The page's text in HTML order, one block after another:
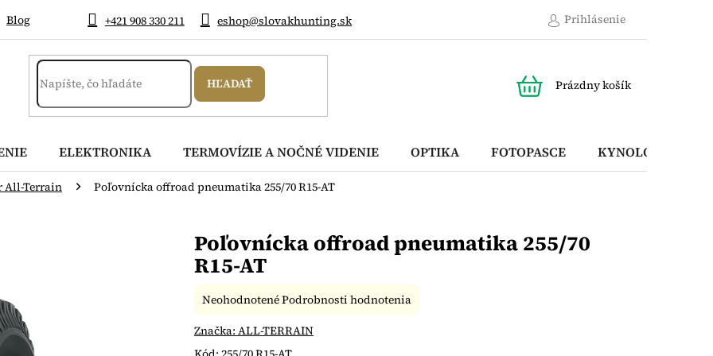
+421 908 330 211 eshop@slovakhunting.sk
Blog Prihlásenie
HĽADAŤ
KOŠÍK
Prázdny košík
ELEKTRONIKA TERMOVÍZIE A NOČNÉ VIDENIE OPTIKA FOTOPASCE KYNOLOGICKÉ
All-Terrain Poľovnícka offroad pneumatika 255/70 R15-AT
Poľovnícka offroad pneumatika 255/70
R15-AT
Priemerné
produktu
NeohodnotenéPodrobnosti hodnotenia
Značka: ALL-TERRAIN